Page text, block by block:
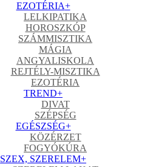
EZOTÉRIA+
LELKIPATIKA
HOROSZKÓP
SZÁMMISZTIKA
MÁGIA
ANGYALISKOLA
REJTÉLY-MISZTIKA
EZOTÉRIA
TREND+
DIVAT
SZÉPSÉG
EGÉSZSÉG+
KÖZÉRZET
FOGYÓKÚRA
SZEX, SZERELEM+